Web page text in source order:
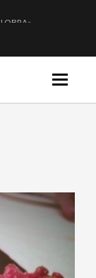
OBRA»
UN BAR.